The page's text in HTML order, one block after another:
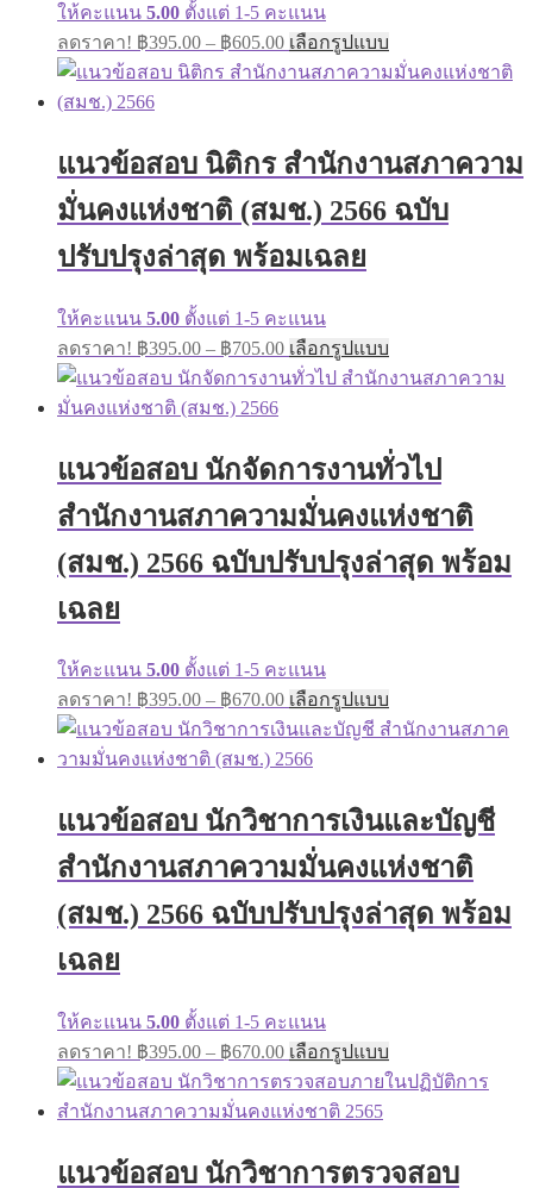
ให้คะแนน 5.00 ตั้งแต่ 1-5 คะแนน
ลดราคา! ฿395.00 – ฿605.00Price
range:
฿395.00
เลือกรูปแบบ
product
has
options
be
chosen
แนวข้อสอบ นิติกร สำนักงานสภาความ
มั่นคงแห่งชาติ (สมช.) 2566 ฉบับ
ปรับปรุงล่าสุด พร้อมเฉลย
ให้คะแนน 5.00 ตั้งแต่ 1-5 คะแนน
ลดราคา! ฿395.00 – ฿705.00Price
range:
฿395.00
เลือกรูปแบบ
product
has
The
options
be
chosen
on
the
แนวข้อสอบ นักจัดการงานทั่วไป
สำนักงานสภาความมั่นคงแห่งชาติ
(สมช.) 2566 ฉบับปรับปรุงล่าสุด พร้อม
เฉลย
ให้คะแนน 5.00 ตั้งแต่ 1-5 คะแนน
ลดราคา! ฿395.00 – ฿670.00Price
range:
฿395.00
through
เลือกรูปแบบ
product
has
options
be
chosen
on
the
แนวข้อสอบ นักวิชาการเงินและบัญชี
สำนักงานสภาความมั่นคงแห่งชาติ
(สมช.) 2566 ฉบับปรับปรุงล่าสุด พร้อม
เฉลย
ให้คะแนน 5.00 ตั้งแต่ 1-5 คะแนน
ลดราคา! ฿395.00 – ฿670.00Price
range:
฿395.00
through
เลือกรูปแบบ
product
has
options
แนวข้อสอบ นักวิชาการตรวจสอบ